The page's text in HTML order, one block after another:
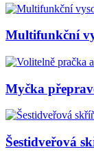
Multifunkční
Myčka
Šestidveřová